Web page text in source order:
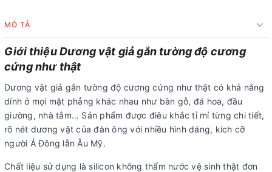
MÔ TẢ
Giới thiệu Dương vật giả gắn tường độ cương
cứng như thật
Dương vật giả gắn tường độ cương cứng như thật có khả năng
dính ở mọi mặt phẳng khác nhau như bàn gỗ, đá hoa, đầu
giường, nhà tắm… Sản phẩm được điêu khắc tỉ mỉ từng chi tiết,
rõ nét dương vật của đàn ông với nhiều hình dáng, kích cỡ
người Á Đông lẫn Âu Mỹ.
Chất liệu sử dụng là silicon không thấm nước vệ sinh thật đơn